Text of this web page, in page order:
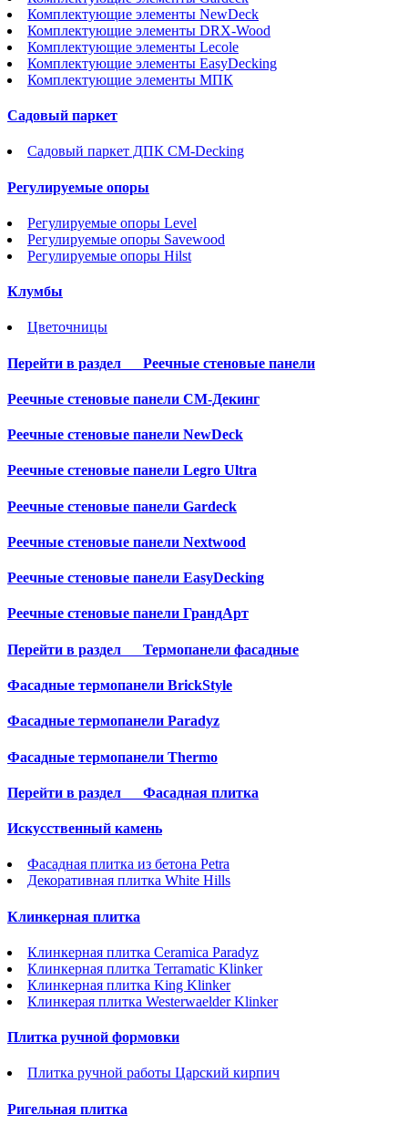
Комплектующие элементы NewDeck
Комплектующие элементы DRX-Wood
Комплектующие элементы Lecole
Комплектующие элементы EasyDecking
Комплектующие элементы МПК
Садовый паркет
Садовый паркет ДПК CM-Decking
Регулируемые опоры
Регулируемые опоры Level
Регулируемые опоры Savewood
Регулируемые опоры Hilst
Клумбы
Цветочницы
Перейти в раздел Реечные стеновые панели
Реечные стеновые панели СМ-Декинг
Реечные стеновые панели NewDeck
Реечные стеновые панели Legro Ultra
Реечные стеновые панели Gardeck
Реечные стеновые панели Nextwood
Реечные стеновые панели EasyDecking
Реечные стеновые панели ГрандАрт
Перейти в раздел Термопанели фасадные
Фасадные термопанели BrickStyle
Фасадные термопанели Paradyz
Фасадные термопанели Thermo
Перейти в раздел Фасадная плитка
Искусственный камень
Фасадная плитка из бетона Petra
Декоративная плитка White Hills
Клинкерная плитка
Клинкерная плитка Ceramica Paradyz
Клинкерная плитка Terramatic Klinker
Клинкерная плитка King Klinker
Клинкерая плитка Westerwaelder Klinker
Плитка ручной формовки
Плитка ручной работы Царский кирпич
Ригельная плитка